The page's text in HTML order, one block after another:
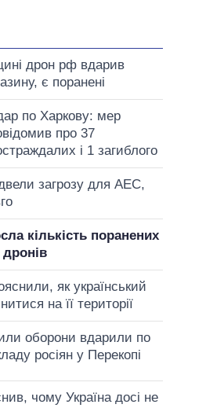
дрон рф вдарив
є поранені
по Харкову: мер
про 37
і 1 загиблого
загрозу для АЕС,
кількість поранених
дронів
як український
на її території
оборони вдарили по
росіян у Перекопі
чому Україна досі не